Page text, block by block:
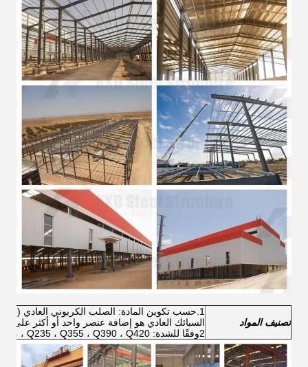
تصنيف المواد
1.
السبائك العادي هو إضافة عنصر واحد أو أكثر على
2وفقًا للشدة: Q235 ، Q355 ، Q390 ، Q420 ، من بينها ، Q235 و Q355 هي المواد المستخدمة بشكل شائع.